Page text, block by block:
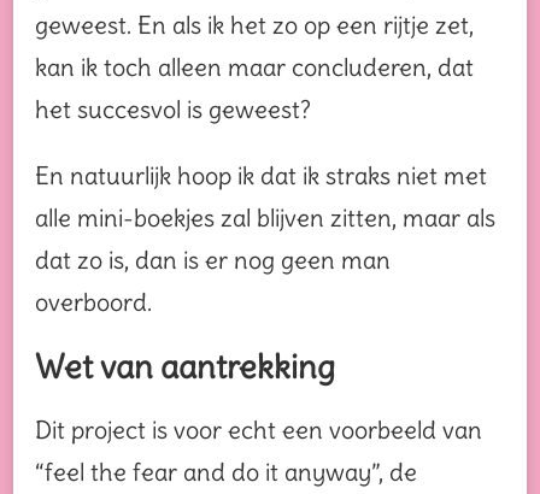
geweest. En als ik het zo op een rijtje zet,
kan ik toch alleen maar concluderen, dat
het succesvol is geweest?
En natuurlijk hoop ik dat ik straks niet met
alle mini-boekjes zal blijven zitten, maar als
dat zo is, dan is er nog geen man
overboord.
Wet van aantrekking
Dit project is voor echt een voorbeeld van
“feel the fear and do it anyway”, de